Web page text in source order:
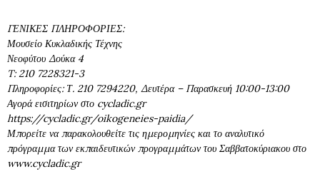
ΓΕΝΙΚΕΣ ΠΛΗΡΟΦΟΡΙΕΣ:
Μουσείο Κυκλαδικής Τέχνης
Νεοφύτου Δούκα 4
T: 210 7228321-3
Πληροφορίες: Τ. 210 7294220, Δευτέρα – Παρασκευή 10:00-13:00
Αγορά εισιτηρίων στο cycladic.gr
https://cycladic.gr/oikogeneies-paidia/
Μπορείτε να παρακολουθείτε τις ημερομηνίες και το αναλυτικό
πρόγραμμα των εκπαιδευτικών προγραμμάτων του Σαββατοκύριακου στο
www.cycladic.gr